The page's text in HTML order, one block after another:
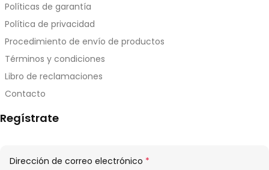
Políticas de garantía
Política de privacidad
Procedimiento de envío de productos
Términos y condiciones
Libro de reclamaciones
Contacto
Regístrate
Dirección de correo electrónico *